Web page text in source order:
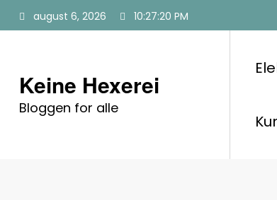
august 6, 2026 10:27:22 PM
Keine Hexerei
Bloggen for alle